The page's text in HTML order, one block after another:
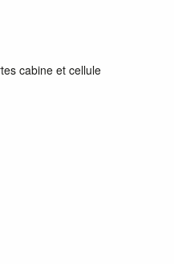
cabine et cellule